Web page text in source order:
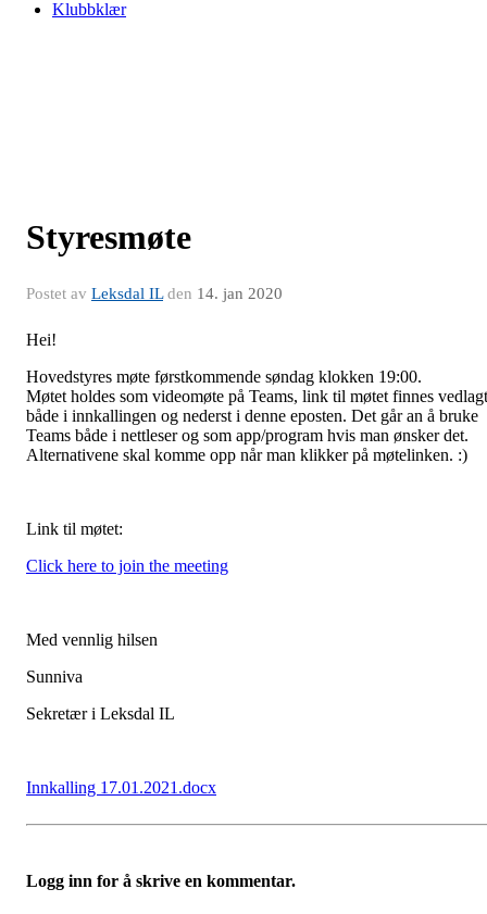
Klubbklær
Styresmøte
Postet av Leksdal ILden 14. jan 2020
Hei!
Hovedstyres møte førstkommende søndag klokken 19:00.
Møtet holdes som videomøte på Teams, link til møtet finnes vedlagt
både i innkallingen og nederst i denne eposten. Det går an å bruke
Teams både i nettleser og som app/program hvis man ønsker det.
Alternativene skal komme opp når man klikker på møtelinken. :)
Link til møtet:
Click here to join the meeting
Med vennlig hilsen
Sunniva
Sekretær i Leksdal IL
Innkalling 17.01.2021.docx
Logg inn for å skrive en kommentar.